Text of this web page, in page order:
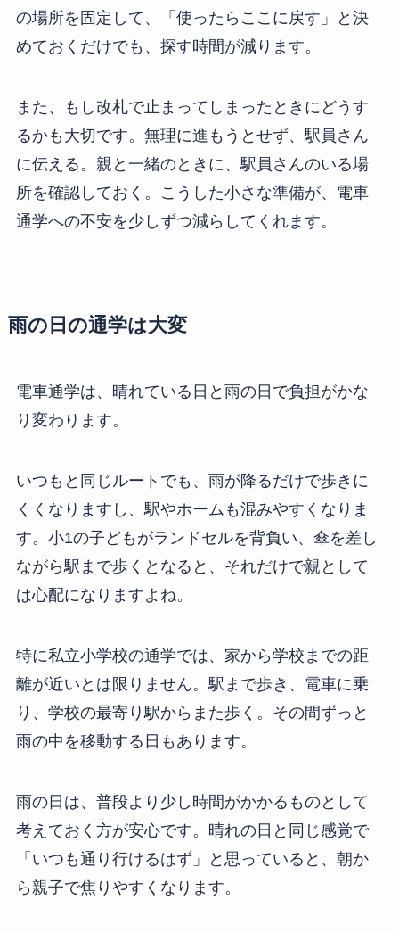
の場所を固定して、「使ったらここに戻す」と決
めておくだけでも、探す時間が減ります。
また、もし改札で止まってしまったときにどうす
るかも大切です。無理に進もうとせず、駅員さん
に伝える。親と一緒のときに、駅員さんのいる場
所を確認しておく。こうした小さな準備が、電車
通学への不安を少しずつ減らしてくれます。
雨の日の通学は大変
電車通学は、晴れている日と雨の日で負担がかな
り変わります。
いつもと同じルートでも、雨が降るだけで歩きに
くくなりますし、駅やホームも混みやすくなりま
す。小1の子どもがランドセルを背負い、傘を差し
ながら駅まで歩くとなると、それだけで親として
は心配になりますよね。
特に私立小学校の通学では、家から学校までの距
離が近いとは限りません。駅まで歩き、電車に乗
り、学校の最寄り駅からまた歩く。その間ずっと
雨の中を移動する日もあります。
雨の日は、普段より少し時間がかかるものとして
考えておく方が安心です。晴れの日と同じ感覚で
「いつも通り行けるはず」と思っていると、朝か
ら親子で焦りやすくなります。